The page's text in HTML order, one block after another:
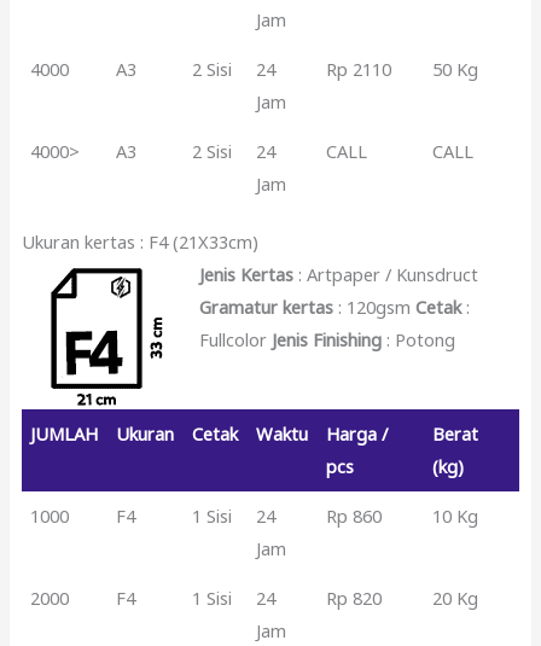
Jam
4000 A3 2 Sisi
24
Jam
Rp 2110 50 Kg
4000> A3 2 Sisi
24
Jam
CALL CALL
Ukuran kertas : F4 (21X33cm)
Jenis Kertas: Artpaper / Kunsdruct
Gramatur kertas: 120gsm Cetak:
Fullcolor Jenis Finishing: Potong
JUMLAH Ukuran Cetak Waktu
Harga /
pcs
Berat
(kg)
1000 F4 1 Sisi
24
Jam
Rp 860 10 Kg
2000 F4 1 Sisi
24
Jam
Rp 820 20 Kg